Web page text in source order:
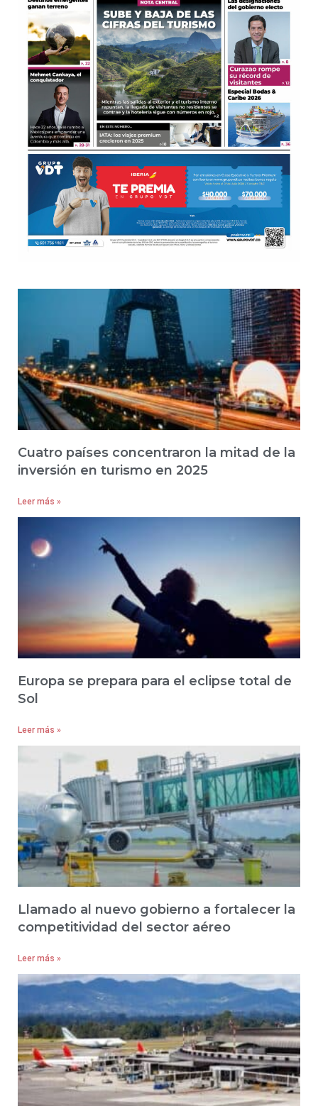
Cuatro países concentraron la mitad de la
inversión en turismo en 2025
Leer más »
Europa se prepara para el eclipse total de
Sol
Leer más »
Llamado al nuevo gobierno a fortalecer la
competitividad del sector aéreo
Leer más »